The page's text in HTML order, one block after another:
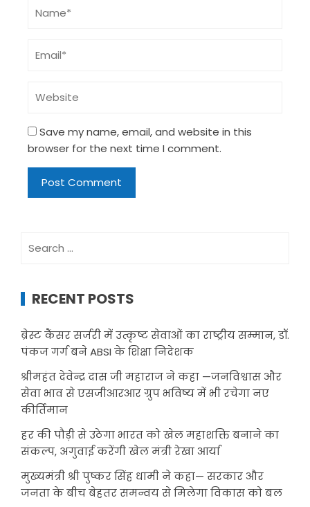
Save my name, email, and website in this
browser for the next time I comment.
for:
RECENT POSTS
ब्रेस्ट कैंसर सर्जरी में उत्कृष्ट सेवाओं का राष्ट्रीय सम्मान, डॉ.
पंकज गर्ग बने ABSI के शिक्षा निदेशक
श्रीमहंत देवेन्द्र दास जी महाराज ने कहा —जनविश्वास और
सेवा भाव से एसजीआरआर ग्रुप भविष्य में भी रचेगा नए
कीर्तिमान
हर की पौड़ी से उठेगा भारत को खेल महाशक्ति बनाने का
संकल्प, अगुवाई करेंगी खेल मंत्री रेखा आर्या
मुख्यमंत्री श्री पुष्कर सिंह धामी ने कहा— सरकार और
जनता के बीच बेहतर समन्वय से मिलेगा विकास को बल